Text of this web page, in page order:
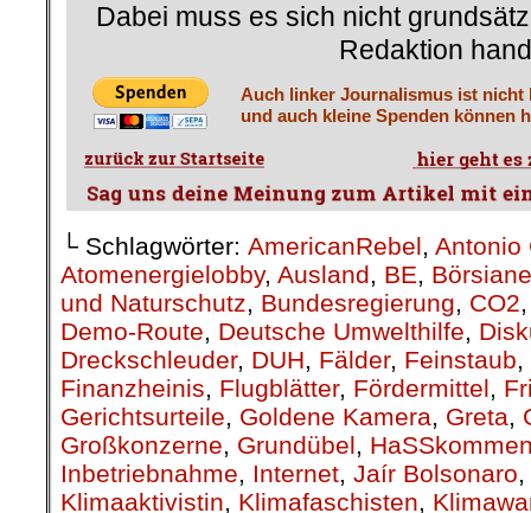
Dabei muss es sich nicht
Redaktion
Auch linker Journalismus ist nicht
und auch kleine Spenden können
└ Schlagwörter: AmericanRebel, Antonio
Atomenergielobby, Ausland, BE,
und Naturschutz, Bundesregierung, CO2
Demo-Route, Deutsche Umwelthilfe,
Dreckschleuder, DUH, Fälder, Feinstaub,
Finanzheinis, Flugblätter, Fördermittel,
Gerichtsurteile, Goldene Kamera, Greta,
Großkonzerne, Grundübel,
Inbetriebnahme, Internet, Jaír Bolsonaro,
Klimaaktivistin, Klimafaschisten,